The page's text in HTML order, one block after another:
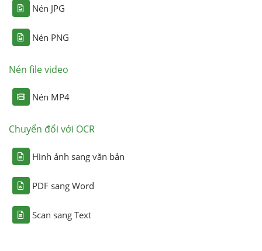
Nén JPG
Nén PNG
Nén file video
Nén MP4
Chuyển đổi với OCR
Hình ảnh sang văn bản
PDF sang Word
Scan sang Text